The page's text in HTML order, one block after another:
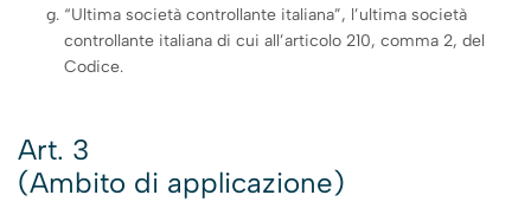
“Ultima società controllante italiana”, l’ultima società
controllante italiana di cui all’articolo 210, comma 2, del
Codice.
Art. 3
(Ambito di applicazione)